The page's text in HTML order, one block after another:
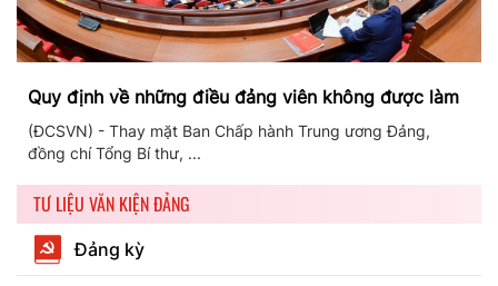
Quy định về những điều đảng viên không được làm
(ĐCSVN) - Thay mặt Ban Chấp hành Trung ương Đảng,
đồng chí Tổng Bí thư, ...
TƯ LIỆU VĂN KIỆN ĐẢNG
Đảng kỳ